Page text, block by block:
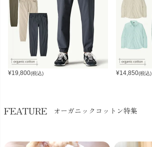
¥19,800(税込) ¥14,850(税込)
FEATURE オーガニックコットン特集